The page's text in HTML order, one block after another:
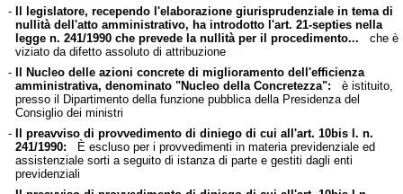
- Il legislatore, recependo l'elaborazione giurisprudenziale in tema di
nullità dell'atto amministrativo, ha introdotto l'art. 21-septies nella
legge n. 241/1990 che prevede la nullità per il procedimento... che è
viziato da difetto assoluto di attribuzione
- Il Nucleo delle azioni concrete di miglioramento dell'efficienza
amministrativa, denominato "Nucleo della Concretezza": è istituito,
presso il Dipartimento della funzione pubblica della Presidenza del
Consiglio dei ministri
- Il preavviso di provvedimento di diniego di cui all'art. 10bis l. n.
241/1990: È escluso per i provvedimenti in materia previdenziale ed
assistenziale sorti a seguito di istanza di parte e gestiti dagli enti
previdenziali